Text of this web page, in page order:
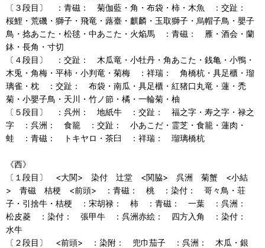
〔３段目〕 ：青磁： 菊伽藍・角・布袋・柿・木魚 ：交趾：
桜鯉・荒磯・獅子・飛竜・蕗臺・麒麟・玉取獅子・烏帽子鳥・嬰子
鳥・捻あこた・松毬・中あこた・火焔馬 ：青磁： 雁・酒会・蘭
鉢・長角・寸切
〔４段目〕 ：交趾： 木瓜竜・小牡丹・角あこた・銭亀・小鴨・
木兎・角梅・平柿・小判竜・菊梅 ：祥瑞： 角橋杭・具足櫃・瑠
璃雀・枕 ：交趾： 布袋・南瓜・具足櫃・紅猪口丸竜・蓮・禿
菊・小嬰子鳥・天川・竹ノ節・橘・一輪菊・柚
〔５段目〕 ：呉州： 地紙牛 ：交趾： 福之字・寿之字・禄之
字 ：呉洲： 食籠 ：交趾： 小あこだ・霊芝・食籠・蓮肉・
蛙 ：青磁： トキヤロ・茶臼 ：祥瑞： 瑠璃橋杭
《西》
〔１段目〕 <大関> 染付 辻堂 <関脇> 呉洲 菊蟹 <小結
> 青磁 桔梗 <前頭> ：青磁： 桃 ：染付： 哥々鳥・荘
子・引捨牛・桔梗 ：宋胡禄： 柿 ：青磁： 一葉 ：呉洲：
松皮菱 ：染付： 張甲牛 ：呉洲赤絵： 四方入角 ：染付：
水牛
〔２段目〕 <前頭> ：染附： 兜巾茄子 ：呉洲： 木瓜・銀